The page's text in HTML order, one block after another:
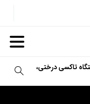
تاکسی درختی،
جستجو